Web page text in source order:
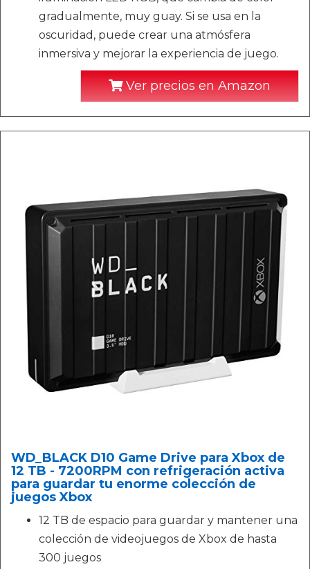
gradualmente, muy guay. Si se usa en la
oscuridad, puede crear una atmósfera
inmersiva y mejorar la experiencia de juego.
Ver precios en Amazon
WD_BLACK D10 Game Drive para Xbox de
12 TB - 7200RPM con refrigeración activa
para guardar tu enorme colección de
juegos Xbox
12 TB de espacio para guardar y mantener una
colección de videojuegos de Xbox de hasta
300 juegos